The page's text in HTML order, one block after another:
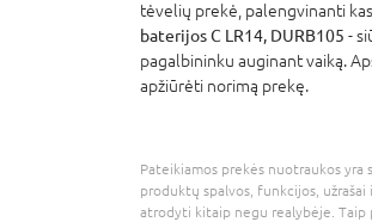
tėvelių prekė, palengvinanti
baterijos C LR14, DURB105 -
pagalbininku auginant vaiką.
apžiūrėti norimą prekę.
Pateikiamos prekės nuotraukos yra
produktų spalvos, funkcijos,
atrodyti kitaip negu realybėje.